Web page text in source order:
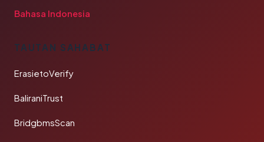
Bahasa Indonesia
TAUTAN SAHABAT
ErasietoVerify
BaliraniTrust
BridgbmsScan